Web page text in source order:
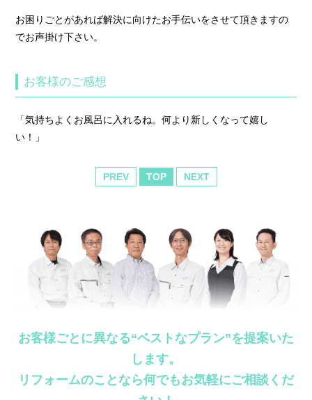
お困りごとがあれば解決に向けたお手伝いをさせて頂きますの
でお声掛け下さい。
お客様のご感想
「気持ちよくお風呂に入れるね。何より新しくなって嬉し
い！」
PREV TOP NEXT
お客様ごとに異なる“ベストなプラン”を提案いた
します。
リフォームのことなら何でもお気軽にご相談くだ